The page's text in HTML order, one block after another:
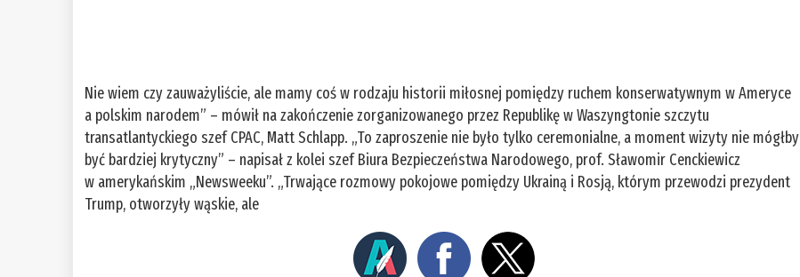
Nie wiem czy zauważyliście, ale mamy coś w rodzaju historii miłosnej pomiędzy ruchem konserwatywnym w Ameryce
a polskim narodem” – mówił na zakończenie zorganizowanego przez Republikę w Waszyngtonie szczytu
transatlantyckiego szef CPAC, Matt Schlapp. „To zaproszenie nie było tylko ceremonialne, a moment wizyty nie mógłby
być bardziej krytyczny” – napisał z kolei szef Biura Bezpieczeństwa Narodowego, prof. Sławomir Cenckiewicz
w amerykańskim „Newsweeku”. „Trwające rozmowy pokojowe pomiędzy Ukrainą i Rosją, którym przewodzi prezydent
Trump, otworzyły wąskie, ale